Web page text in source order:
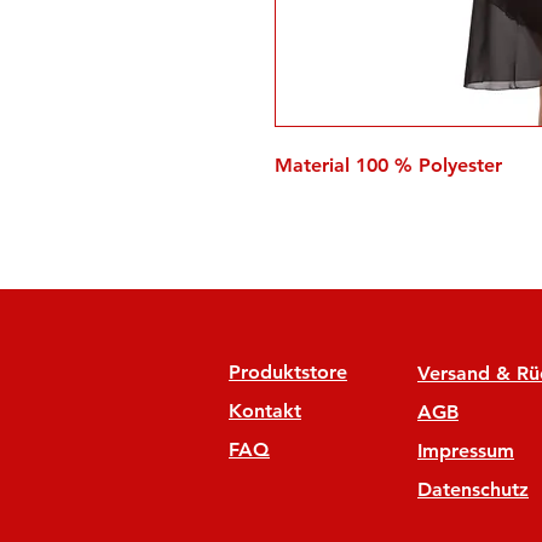
Material 100 % Polyester
Produktstore
Kontakt
FAQ
Versand &
AGB
Impressum
Datenschutz